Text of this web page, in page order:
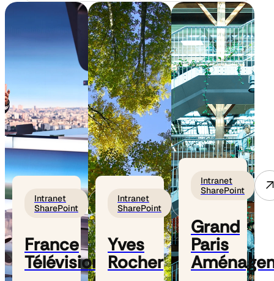
Intranet
SharePoint
France
Télévisions
Intranet
SharePoint
Yves
Rocher
Intranet
SharePoint
Grand
Paris